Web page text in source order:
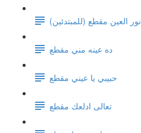
نور العين مقطع (للمبتدئين)
ده عينه مني مقطع
حبيبي يا عيني مقطع
تعالى ادلعك مقطع